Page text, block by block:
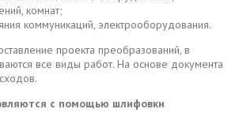
комнат;
коммуникаций, электрооборудования.
проекта преобразований, в
все виды работ. На основе документа
с помощью шлифовки